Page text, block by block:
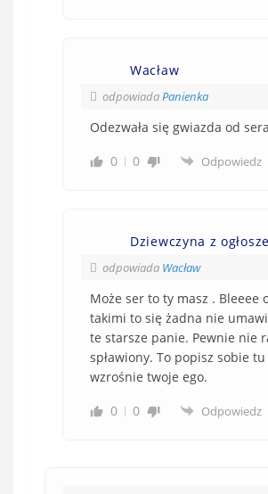
Wacław
odpowiadaPanienka
Odezwała się gwiazda od sera
0
0 Odpowiedz
Dziewczyna z
odpowiada Wacław
Może ser to ty masz . Bleeee
takimi to się żadna nie
te starsze panie. Pewnie nie
spławiony. To popisz sobie tu
wzrośnie twoje ego.
0
0 Odpowiedz